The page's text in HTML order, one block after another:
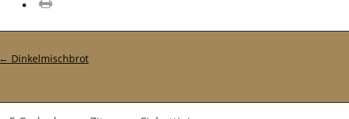
Post-Navigation
← Dinkelmischbrot